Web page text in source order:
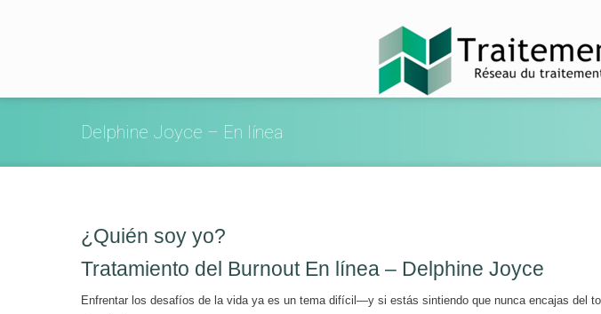
Delphine Joyce – En línea
¿Quién soy yo?
Tratamiento del Burnout En línea – Delphine Joyce
Enfrentar los desafíos de la vida ya es un tema difícil—y si estás sintiendo que nunca encajas del